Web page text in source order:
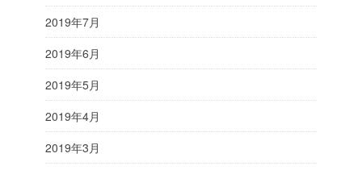
2019年7月
2019年6月
2019年5月
2019年4月
2019年3月